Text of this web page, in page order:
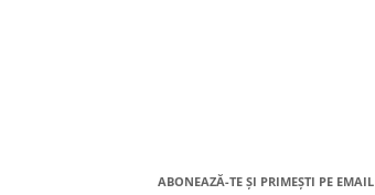
ABONEAZĂ-TE ȘI PRIMEȘTI PE EMAIL